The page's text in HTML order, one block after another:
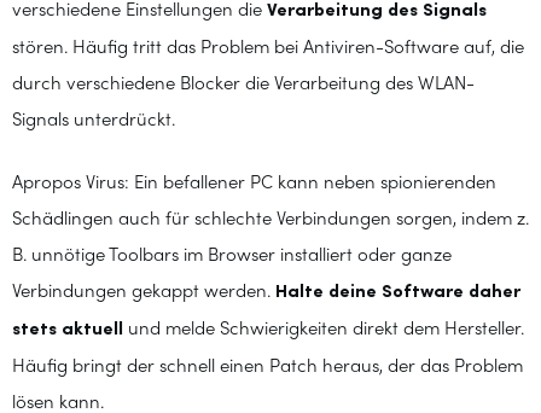
verschiedene Einstellungen die Verarbeitung des Signals
stören. Häufig tritt das Problem bei Antiviren-Software auf, die
durch verschiedene Blocker die Verarbeitung des WLAN-
Signals unterdrückt.
Apropos Virus: Ein befallener PC kann neben spionierenden
Schädlingen auch für schlechte Verbindungen sorgen, indem z.
B. unnötige Toolbars im Browser installiert oder ganze
Verbindungen gekappt werden. Halte deine Software daher
stets aktuell und melde Schwierigkeiten direkt dem Hersteller.
Häufig bringt der schnell einen Patch heraus, der das Problem
lösen kann.